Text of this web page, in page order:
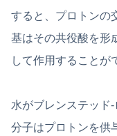
すると、プロトンの
基はその共役酸を形
して作用することが
水がブレンステッド
分子はプロトンを供